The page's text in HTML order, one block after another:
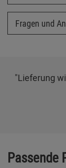
Fragen und
"Lieferung
Passende